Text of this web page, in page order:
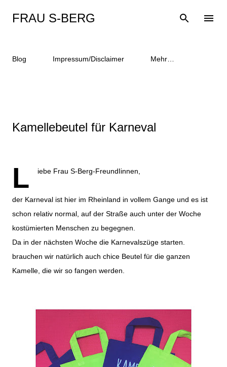
Direkt zum Hauptbereich
FRAU S-BERG
Blog Impressum/Disclaimer Mehr…
Kamellebeutel für Karneval
L iebe Frau S-Berg-FreundIinnen,
der Karneval ist hier im Rheinland in vollem Gange und es ist
schon relativ normal, auf der Straße auch unter der Woche
kostümierten Menschen zu begegnen.
Da in der nächsten Woche die Karnevalszüge starten.
brauchen wir natürlich auch chice Beutel für die ganzen
Kamelle, die wir so fangen werden.